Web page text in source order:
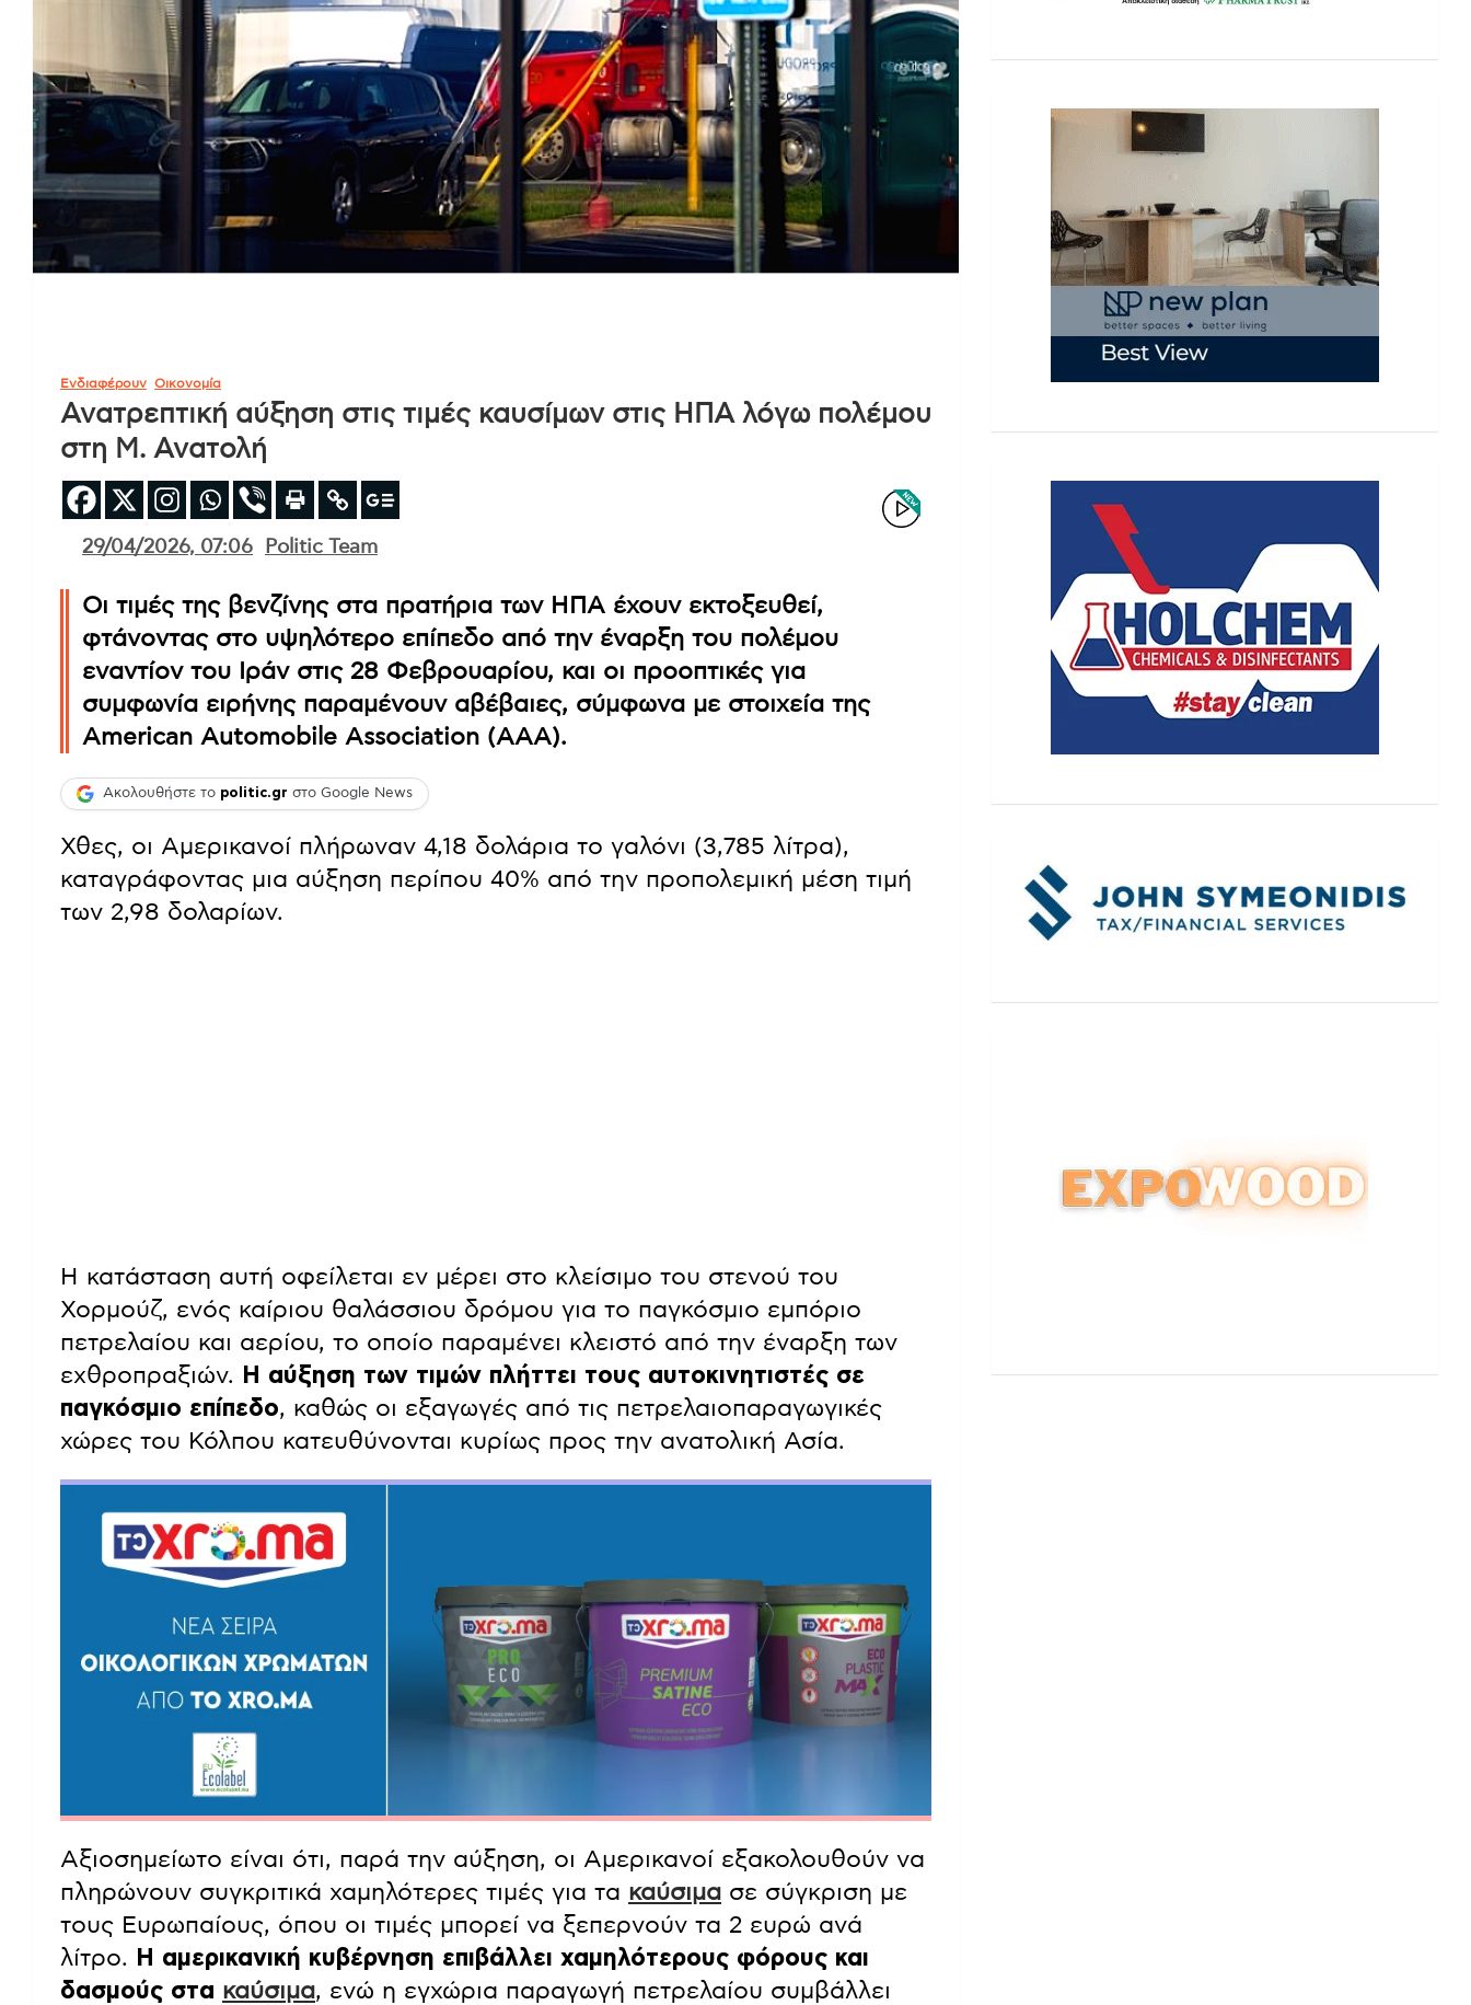
Ενδιαφέρουν Οικονομία
Ανατρεπτική αύξηση στις τιμές καυσίμων στις ΗΠΑ λόγω πολέμου
στη Μ. Ανατολή
29/04/2026, 07:06 Politic Team
Οι τιμές της βενζίνης στα πρατήρια των ΗΠΑ έχουν εκτοξευθεί,
φτάνοντας στο υψηλότερο επίπεδο από την έναρξη του πολέμου
εναντίον του Ιράν στις 28 Φεβρουαρίου, και οι προοπτικές για
συμφωνία ειρήνης παραμένουν αβέβαιες, σύμφωνα με στοιχεία της
American Automobile Association (AAA).
Ακολουθήστε το politic.gr στο Google News
Χθες, οι Αμερικανοί πλήρωναν 4,18 δολάρια το γαλόνι (3,785 λίτρα),
καταγράφοντας μια αύξηση περίπου 40% από την προπολεμική μέση τιμή
των 2,98 δολαρίων.
Η κατάσταση αυτή οφείλεται εν μέρει στο κλείσιμο του στενού του
Χορμούζ, ενός καίριου θαλάσσιου δρόμου για το παγκόσμιο εμπόριο
πετρελαίου και αερίου, το οποίο παραμένει κλειστό από την έναρξη των
εχθροπραξιών.
Η αύξηση των τιμών πλήττει τους αυτοκινητιστές σε
παγκόσμιο επίπεδο, καθώς οι εξαγωγές από τις πετρελαιοπαραγωγικές
χώρες του Κόλπου κατευθύνονται κυρίως προς την ανατολική Ασία.
Αξιοσημείωτο είναι ότι, παρά την αύξηση, οι Αμερικανοί εξακολουθούν να
πληρώνουν συγκριτικά χαμηλότερες τιμές για τα καύσιμα σε σύγκριση με
τους Ευρωπαίους, όπου οι τιμές μπορεί να ξεπερνούν τα 2 ευρώ ανά
λίτρο.
Η αμερικανική κυβέρνηση επιβάλλει χαμηλότερους φόρους και
δασμούς στα καύσιμα, ενώ η εγχώρια παραγωγή πετρελαίου συμβάλλει